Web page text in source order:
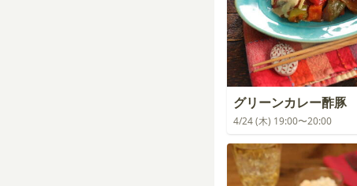
グリーンカレー酢豚
4/24 (木) 19:00〜20:00